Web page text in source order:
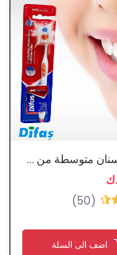
فرشاة اسنان متوسطة من ديفاس
(50)
اضف الى السلة